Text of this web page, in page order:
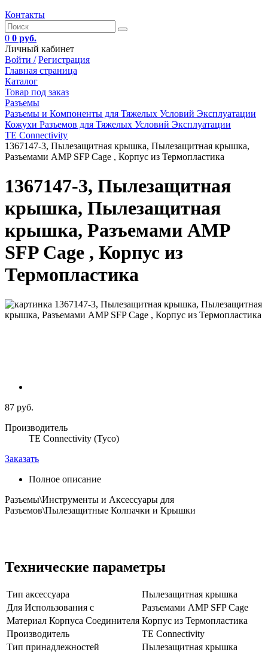
Контакты
0 0 руб.
Личный кабинет
Войти / Регистрация
Главная страница
Каталог
Товар под заказ
Разъемы
Разъемы и Компоненты для Тяжелых Условий Эксплуатации
Кожухи Разъемов для Тяжелых Условий Эксплуатации
TE Connectivity
1367147-3, Пылезащитная крышка, Пылезащитная крышка,
Разъемами AMP SFP Cage , Корпус из Термопластика
1367147-3, Пылезащитная
крышка, Пылезащитная
крышка, Разъемами AMP
SFP Cage , Корпус из
Термопластика
87 руб.
Производитель
TE Connectivity (Tyco)
Заказать
Полное описание
Разъемы\Инструменты и Аксессуары для
Разъемов\Пылезащитные Колпачки и Крышки
Технические параметры
Тип аксессуара
Пылезащитная крышка
Для Использования с
Разъемами AMP SFP Cage
Материал Корпуса Соединителя Корпус из Термопластика
Производитель
TE Connectivity
Тип принадлежностей
Пылезащитная крышка